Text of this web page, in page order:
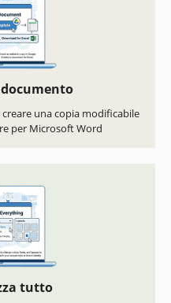
una copia modificabile
per Microsoft Word
tutto